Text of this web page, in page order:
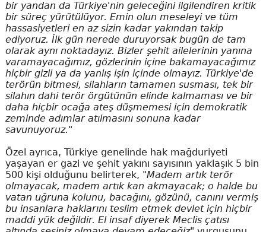
bir yandan da Türkiye'nin geleceğini ilgilendiren kritik
bir süreç yürütülüyor. Emin olun meseleyi ve tüm
hassasiyetleri en az sizin kadar yakından takip
ediyoruz. İlk gün nerede duruyorsak bugün de tam
olarak aynı noktadayız. Bizler şehit ailelerinin yanına
varamayacağımız, gözlerinin içine bakamayacağımız
hiçbir gizli ya da yanlış işin içinde olmayız. Türkiye'de
terörün bitmesi, silahların tamamen susması, tek bir
silahın dahi terör örgütünün elinde kalmaması ve bir
daha hiçbir ocağa ateş düşmemesi için demokratik
zeminde adımlar atılmasını sonuna kadar
savunuyoruz."
Özel ayrıca, Türkiye genelinde hak mağduriyeti
yaşayan er gazi ve şehit yakını sayısının yaklaşık 5 bin
500 kişi olduğunu belirterek, "Madem artık terör
olmayacak, madem artık kan akmayacak; o halde bu
vatan uğruna kolunu, bacağını, gözünü, canını vermiş
bu insanlara haklarını teslim etmek devlet için hiçbir
maddi yük değildir. El insaf diyerek Meclis çatısı